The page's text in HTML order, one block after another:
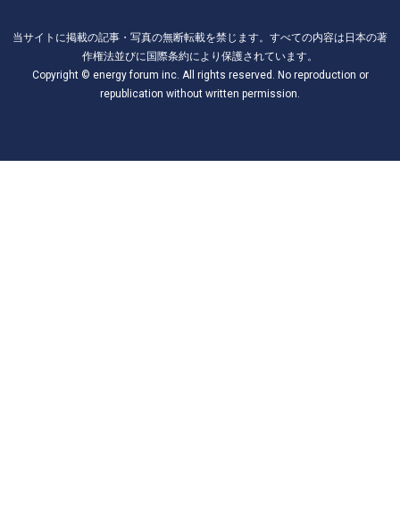
当サイトに掲載の記事・写真の無断転載を禁じます。すべての内容は日本の著
作権法並びに国際条約により保護されています。
Copyright © energy forum inc. All rights reserved. No reproduction or
republication without written permission.